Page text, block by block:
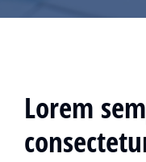
Lorem